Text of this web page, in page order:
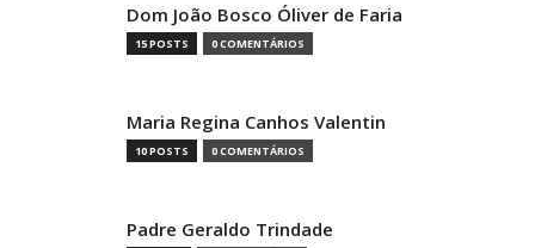
Dom João Bosco Óliver de Faria
15 POSTS 0 COMENTÁRIOS
Maria Regina Canhos Valentin
10 POSTS 0 COMENTÁRIOS
Padre Geraldo Trindade